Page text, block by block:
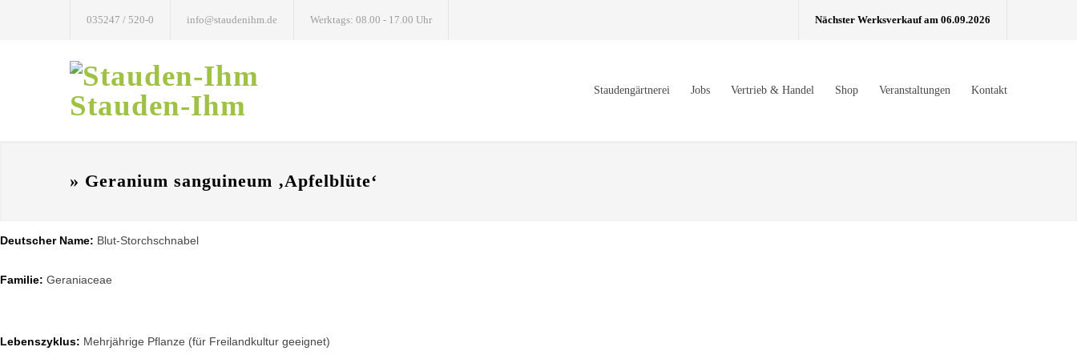
035247 / 520-0 info@staudenihm.de Werktags: 08.00 - 17.00 Uhr Nächster Werksverkauf am 06.09.2026
Stauden-Ihm Staudengärtnerei Jobs Vertrieb & Handel Shop Veranstaltungen Kontakt
» Geranium sanguineum ‚Apfelblüte‘
Deutscher Name: Blut-Storchschnabel
Familie: Geraniaceae
Lebenszyklus: Mehrjährige Pflanze (für Freilandkultur geeignet)